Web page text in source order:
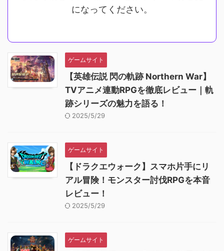
になってください。
ゲームサイト
【英雄伝説 閃の軌跡 Northern War】
TVアニメ連動RPGを徹底レビュー｜軌
跡シリーズの魅力を語る！
2025/5/29
ゲームサイト
【ドラクエウォーク】スマホ片手にリ
アル冒険！モンスター討伐RPGを本音
レビュー！
2025/5/29
ゲームサイト